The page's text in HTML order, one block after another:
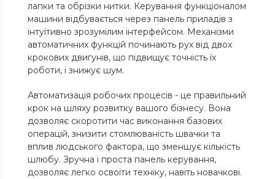
лапки та обрізки нитки. Керування функціоналом
машини відбувається через панель приладів з
інтуїтивно зрозумілим інтерфейсом. Механізми
автоматичних функцій починають рух від двох
крокових двигунів, що підвищує точність їх
роботи, і знижує шум.
Автоматизація робочих процесів - це правильний
крок на шляху розвитку вашого бізнесу. Вона
дозволяє скоротити час виконання базових
операцій, знизити стомлюваність швачки та
вплив людського фактора, що зменшує кількість
шлюбу. Зручна і проста панель керування,
дозволяє легко освоїти техніку, навіть новачкові.